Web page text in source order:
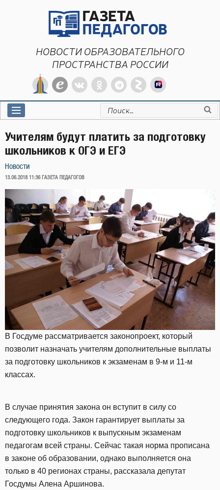
НОВОСТИ ОБРАЗОВАТЕЛЬНОГО
ПРОСТРАНСТВА РОССИИ
Искать:
Учителям будут платить за подготовку
школьников к ОГЭ и ЕГЭ
Новости
ОПУБЛИКОВАНО
13.06.2018 11:36 ГАЗЕТА ПЕДАГОГОВ
В Госдуме рассматривается законопроект, который
позволит назначать учителям дополнительные выплаты
за подготовку школьников к экзаменам в 9-м и 11-м
классах.
В случае принятия закона он вступит в силу со
следующего года. Закон гарантирует выплаты за
подготовку школьников к выпускным экзаменам
педагогам всей страны. Сейчас такая норма прописана
в законе об образовании, однако выполняется она
только в 40 регионах страны, рассказала депутат
Госдумы Алена Аршинова.